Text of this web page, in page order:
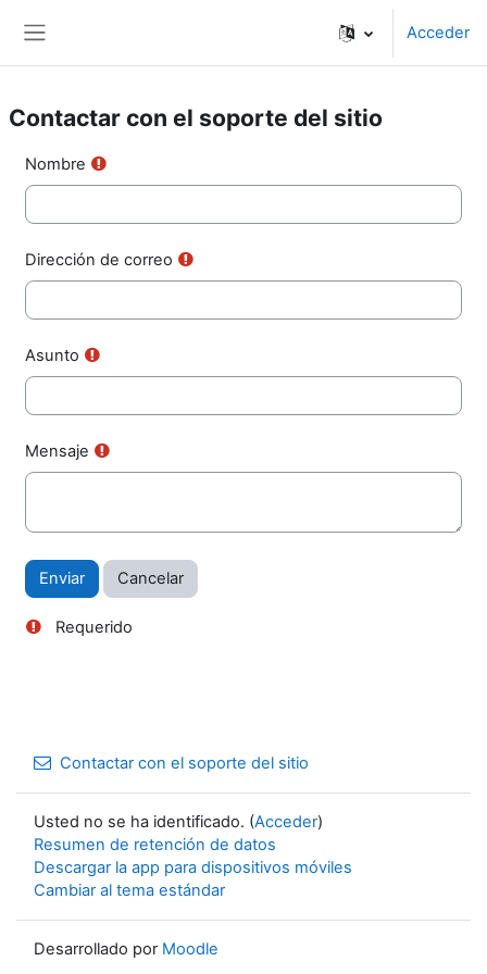
Acceder
Contactar con el soporte del sitio
Nombre
Dirección de correo
Asunto
Mensaje
Requerido
Contactar con el soporte del sitio
Usted no se ha identificado. (Acceder)
Resumen de retención de datos
Descargar la app para dispositivos móviles
Cambiar al tema estándar
Desarrollado por Moodle